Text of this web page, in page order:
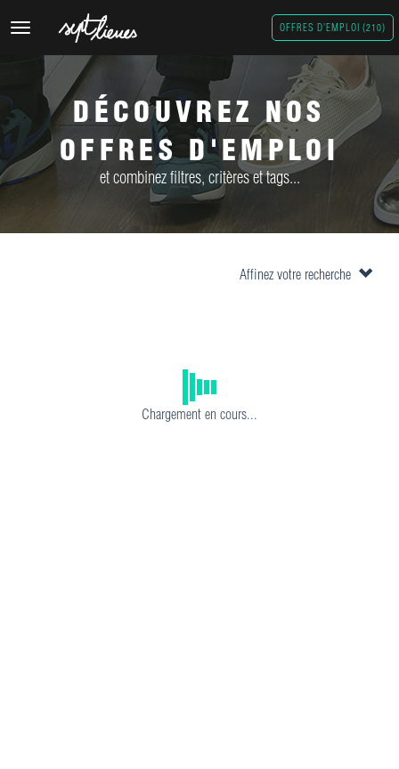
DÉCOUVREZ NOS
OFFRES D'EMPLOI
et combinez filtres, critères et tags...
Toggle
OFFRES D'EMPLOI (210)
Chargement en cours...